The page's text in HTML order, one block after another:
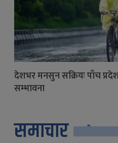
देशभर मनसुन सक्रियः पाँच
सम्भावना
समाचार सबै